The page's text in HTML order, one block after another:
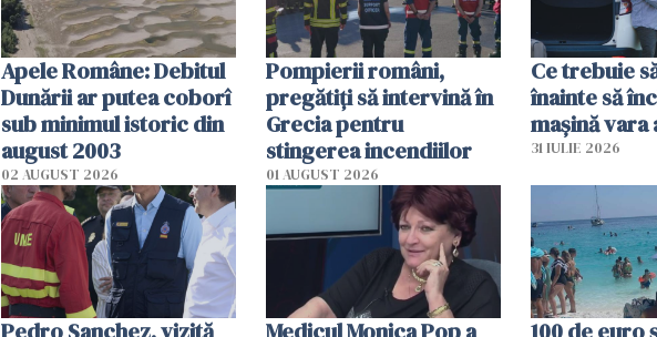
Apele Române: Debitul
Dunării ar putea coborî
sub minimul istoric din
august 2003
02 AUGUST 2026
Pompierii români,
pregătiţi să intervină în
Grecia pentru
stingerea incendiilor
01 AUGUST 2026
Ce trebuie
înainte să
mașină vara
31 IULIE 2026